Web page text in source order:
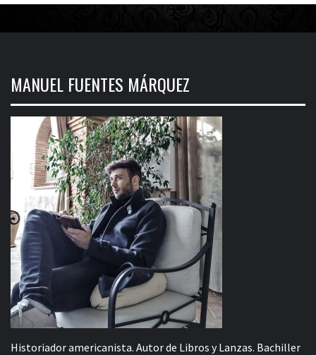
MANUEL FUENTES MÁRQUEZ
Historiador americanista. Autor de Libros y Lanzas. Bachiller